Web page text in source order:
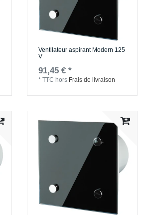
Ventilateur aspirant Modern 125
V
91,45 € *
*TTC hors Frais de livraison